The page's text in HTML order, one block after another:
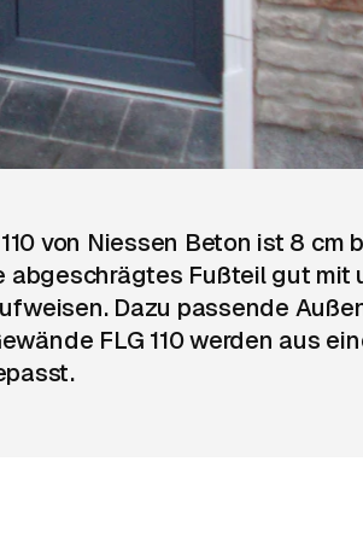
von Niessen Beton ist 8
abgeschrägtes Fußteil gut
Dazu passende
FLG 110 werden aus